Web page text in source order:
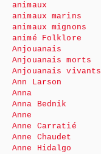
animaux
animaux marins
animaux mignons
animé Folklore
Anjouanais
Anjouanais morts
Anjouanais vivants
Ann Larson
Anna
Anna Bednik
Anne
Anne Carratié
Anne Chaudet
Anne Hidalgo